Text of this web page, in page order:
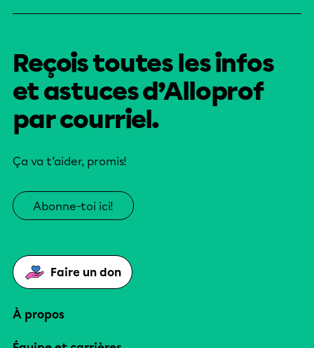
Reçois toutes les infos
et astuces d’Alloprof
par courriel.
Ça va t’aider, promis!
Abonne-toi ici!
Faire un don
À propos